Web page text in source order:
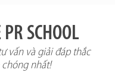
SCHOOL
vấn và giải đáp thắc
nhất!